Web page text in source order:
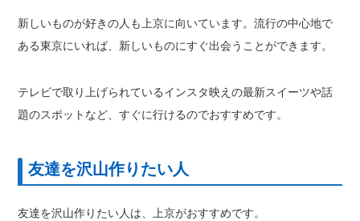
新しいものが好きの人も上京に向いています。流行の中心地で
ある東京にいれば、新しいものにすぐ出会うことができます。
テレビで取り上げられているインスタ映えの最新スイーツや話
題のスポットなど、すぐに行けるのでおすすめです。
友達を沢山作りたい人
友達を沢山作りたい人は、上京がおすすめです。